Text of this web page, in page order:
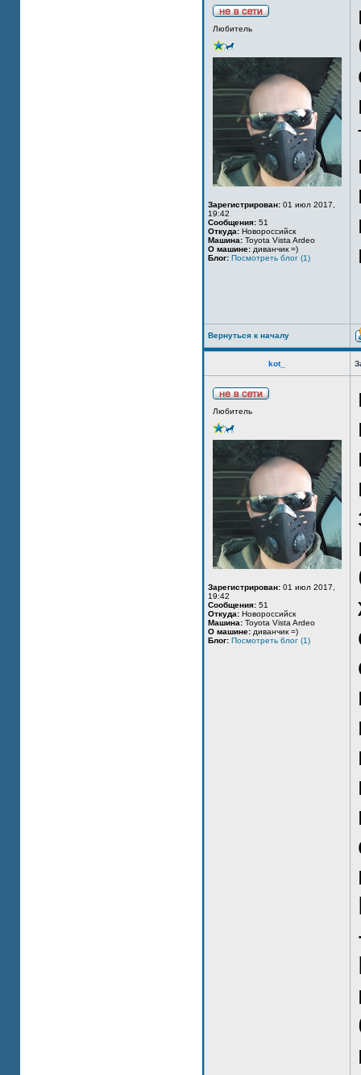
Любитель
Зарегистрирован: 01 июл 2017,
19:42
Сообщения: 51
Откуда: Новороссийск
Машина: Toyota Vista Ardeo
О машине: диванчик =)
Блог: Посмотреть блог (1)
Вернуться к началу
kot_
Любитель
Зарегистрирован: 01 июл 2017,
19:42
Сообщения: 51
Откуда: Новороссийск
Машина: Toyota Vista Ardeo
О машине: диванчик =)
Блог: Посмотреть блог (1)